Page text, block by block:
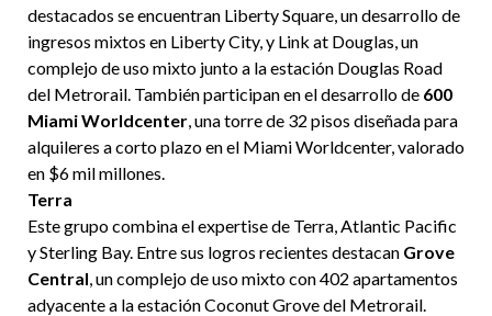
destacados se encuentran Liberty Square, un desarrollo de
ingresos mixtos en Liberty City, y Link at Douglas, un
complejo de uso mixto junto a la estación Douglas Road
del Metrorail. También participan en el desarrollo de 600
Miami Worldcenter , una torre de 32 pisos diseñada para
alquileres a corto plazo en el Miami Worldcenter, valorado
en $6 mil millones.
Terra
Este grupo combina el expertise de Terra, Atlantic Pacific
y Sterling Bay. Entre sus logros recientes destacan Grove
Central , un complejo de uso mixto con 402 apartamentos
adyacente a la estación Coconut Grove del Metrorail.